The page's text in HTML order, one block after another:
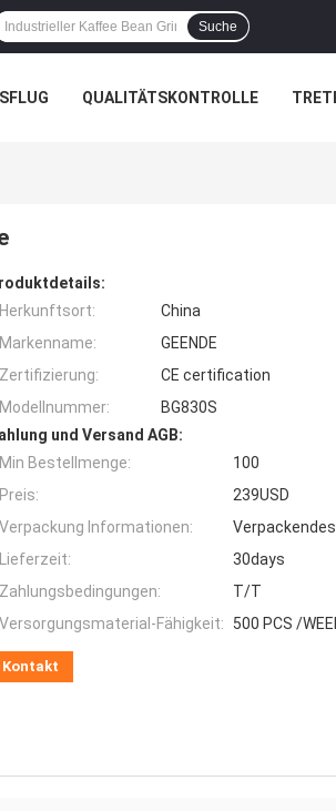
Suche
QUALITÄTSKONTROLLE
Herkunftsort:
China
Markenname:
GEENDE
Zertifizierung:
CE certification
Modellnummer:
BG830S
und Versand AGB:
Min Bestellmenge:
100
Preis:
239USD
Verpackung Informationen:
Lieferzeit:
30days
Zahlungsbedingungen:
T/T
Versorgungsmaterial-Fähigkeit:
500 PCS /
Kontakt